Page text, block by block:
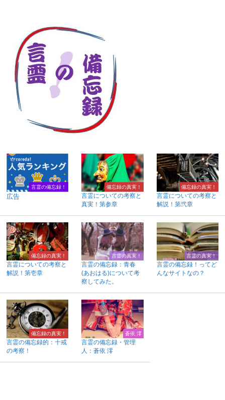
言霊の備忘録！
広告
備忘録の真実！
言霊についての考察と
真実！第参章
備忘録の真実！
言霊についての考察と
解説！第弐章
備忘録の真実！
言霊についての考察と
解説！第壱章
言霊の真実！
言霊の備忘録：青春
(あおはる)について考
察してみた。
言霊の真実！
言霊の備忘録！ってど
んなサイトなの？
備忘録の真実！
言霊の備忘録的：十戒
の考察！
蒼依 澪
言霊の備忘録・管理
人：蒼依 澪